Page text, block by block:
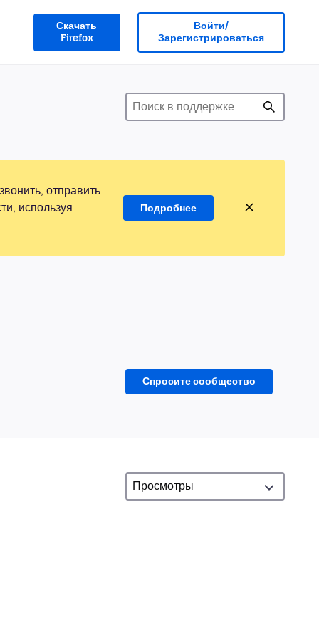
Скачать
Firefox
Войти/
Зарегистрироваться
отправить
используя
Подробнее
Спросите сообщество